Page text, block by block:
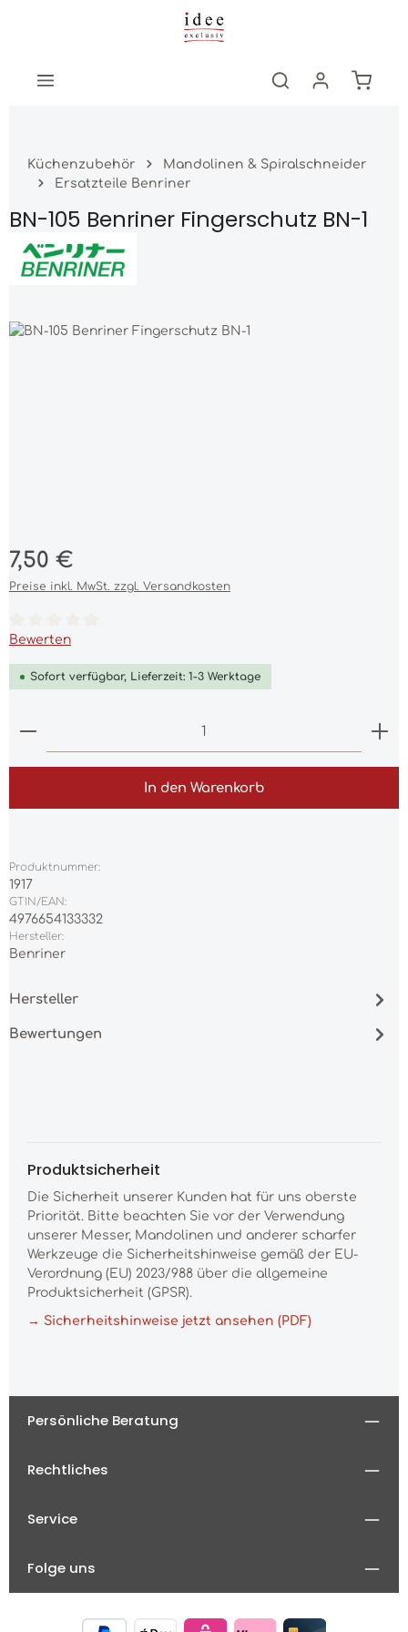
Zum Hauptinhalt springen
Küchenzubehör
Mandolinen & Spiralschneider
Ersatzteile Benriner
BN-105 Benriner Fingerschutz BN-1
Bildergalerie überspringen
Regulärer Preis:
7,50 €
Preise inkl. MwSt. zzgl. Versandkosten
Durchschnittliche Bewertung von 0 von 5 Sternen
Bewerten
Sofort verfügbar, Lieferzeit: 1-3 Werktage
Produkt Anzahl: Gib den gewünschten Wert
In den Warenkorb
Produktnummer:
1917
GTIN/EAN:
4976654133332
Hersteller:
Benriner
Hersteller
Bewertungen
Produktsicherheit
Die Sicherheit unserer Kunden hat für uns oberste
Priorität. Bitte beachten Sie vor der Verwendung
unserer Messer, Mandolinen und anderer scharfer
Werkzeuge die Sicherheitshinweise gemäß der EU-
Verordnung (EU) 2023/988 über die allgemeine
Produktsicherheit (GPSR).
→ Sicherheitshinweise jetzt ansehen (PDF)
Persönliche Beratung
Rechtliches
Service
Folge uns